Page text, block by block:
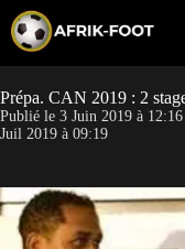
p
t
o
c
t
e
Prépa. CAN 2019 : 2
Publié le 3 Juin 2019 à 12:16
Juil 2019 à 09:19